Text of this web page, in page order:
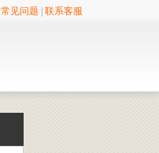
常见问题 联系客服